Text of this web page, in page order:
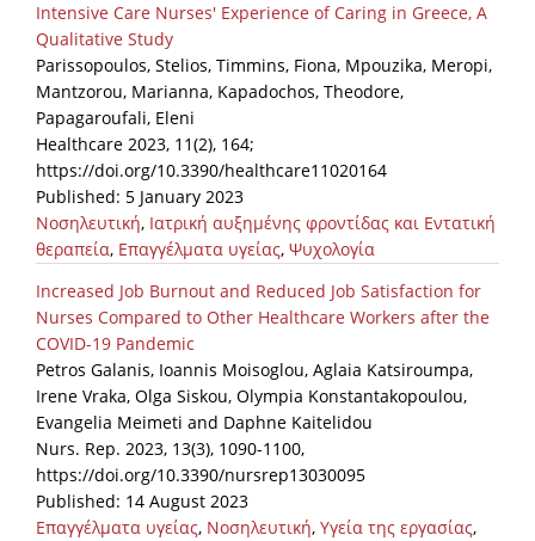
Publications for R&D Metrics & Indicators
Publications for Libraries
Informational Publications
News & Information
News
Events
Press Centre
"Innovation, Research & Technology" magazine
Contact
Helpdesks
Telephone & email Directory
Intensive Care Nurses' Experience of Caring in Greece, A
Qualitative Study
Parissopoulos, Stelios, Timmins, Fiona, Mpouzika, Meropi,
Mantzorou, Marianna, Kapadochos, Theodore,
Papagaroufali, Eleni
Healthcare 2023, 11(2), 164;
https://doi.org/10.3390/healthcare11020164
Published: 5 January 2023
Νοσηλευτική, Ιατρική αυξημένης φροντίδας και Εντατική
θεραπεία, Επαγγέλματα υγείας, Ψυχολογία
Increased Job Burnout and Reduced Job Satisfaction for
Nurses Compared to Other Healthcare Workers after the
COVID-19 Pandemic
Petros Galanis, Ioannis Moisoglou, Aglaia Katsiroumpa,
Irene Vraka, Olga Siskou, Olympia Konstantakopoulou,
Evangelia Meimeti and Daphne Kaitelidou
Nurs. Rep. 2023, 13(3), 1090-1100,
https://doi.org/10.3390/nursrep13030095
Published: 14 August 2023
Επαγγέλματα υγείας, Νοσηλευτική, Υγεία της εργασίας,